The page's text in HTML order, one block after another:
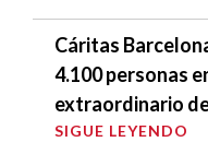
Cáritas
4.100 personas
extraordinario
SIGUE LEYENDO